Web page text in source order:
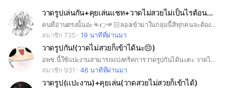
พร้อมเบสก็แปะมาพร้อมกันเลย มันดันแชทค่ะ ( ถ้าอยากแปะงานเย้
อ ๆ แปะมาพร้อมกันทั้งหมดเลย แต่อย่าเย้อเกินไปนะคะ ) 9-ลงรูปเ
รทแปะแชทเรทนะคะ 10-จะชมอะไรก็ชมกันนิดๆหน่อยๆ มันดันแช
ทค่ะ ( โปรดติชมในทางบวกเพื่อเป็นกำลังใจให้นักวาดท่านนั้นนะคะ ิิ
) 11-ไม่ตั้งปฟ.เป็นรูปเรียล ไม่ว่าจะเป็นหน้าตัวเองหรือคนที่รู้จัก รูป
ดารา / พิน / อนิเมะ/ อื่นๆ สามารถตั้งได้ค่ะ ถ้าเจอคนตั้งรูปเรียลจะ
ให้เวลาไปเปลี่ยนปฟ.ถ้าเกินกว่าเวลาที่กำหนดจะถือว่าหนีออก แล้ว
ก็เหินฟ้าเลยค่ะ 12-ไม่บอกข้อมูลส่วนตัวนะคะ เพื่อไม่ให้โดนแอบอ้
าง ถ้ามีคนบอกจะเตือนก่อนรอบนึงแล้วก็เหินฟ้าอีกแล้วค่ะ ขอบคุณ
ทุกท่านที่ทำตามกฎและอยู่อย่างสงบนะคะ รักทุกคนเสมอค่ะ ิิ
วาดรูปเล่นกัน+คุยเล่นแชท+วาดไม่สวยไม่เป็นไรต้อนรับฮะ
คนที่อ่านตรงนั้นอ่ะ👊👉🫵🏻ลองเข้ามาในกลุ่มนี้สิทุกคนจะต้องติดใจแน่นอนเพราะที่นี้มีกิจกรรมอีเว้นท์ต่างๆทุกอีเว้นท์!!ให้ทำทุกๆเดือนหรือวันสำคัญต่างๆคร้าฟฟฟ ยินดีต้อนรับใครชอบวาดมาทางนี้ที่นี้ต้อนรับดีน้าาาใจดีทุกคนครับ พวกเราต้อนรับทุกคนไม่ว่าจะอายุเท่าใดเพศใดเราต้อนรับหมดครับ วาดไม่เก่งหรือเก่งเข้ามาได้หมดนะครับต้อนรับหมดเมื่อมีปัญหาใดแจ้งแอดมินหรืออยากเสริมกิจกรรมบอกพวกแอดมินได้เย่!!!!!! 🫱🏻‍🫲🏿🫱🏻‍🫲🏿🫱🏻‍🫲🏿🎉🎂🥳🥳🎉🥳🍥🥳แอดไม่ดุไม่กัดไม่เหยียดไม่ว่าไม่ด่าไม่เยาะเย้ยมุอะอะอะอะ
สมาชิก 735
19 นาทีที่ผ่านมา
วาดรูปกัน!(วาดไม่สวยก็เข้าได้นะ😔)
อพช.นี้ใช้แปะงานสามารถแบ่งทริคการวาดรูปกันได้นะคะ วาดไม่สวยก็เข้าได้ไม่ว่ากันน้า
สมาชิก 931
46 นาทีที่ผ่านมา
วาดรูป(เเปะงาน)+คุยเล่น(วาดสวยไม่สวยก็เข้าได้)